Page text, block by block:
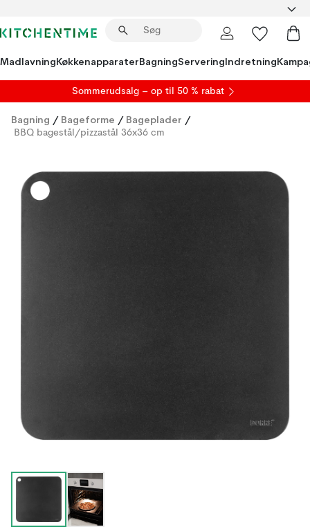
MadlavningKøkkenapparaterBagningServeringIndretning
Sommerudsalg – op til 50 % rabat
Bagning / Bageforme / Bageplader /
BBQ bagestål/pizzastål 36x36 cm